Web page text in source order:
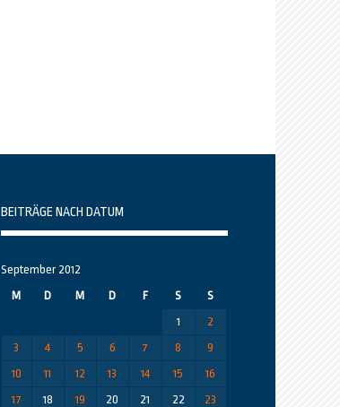
BEITRÄGE NACH DATUM
September 2012
M
D M D F S
S
1
2
3
4 5 6 7 8
9
10
11 12 13 14 15
16
17
18 19 20 21 22
23